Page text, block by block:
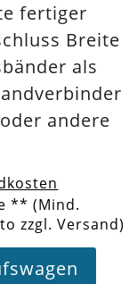
fertiger
Breite
als
andere
** (Mind.
zzgl. Versand)